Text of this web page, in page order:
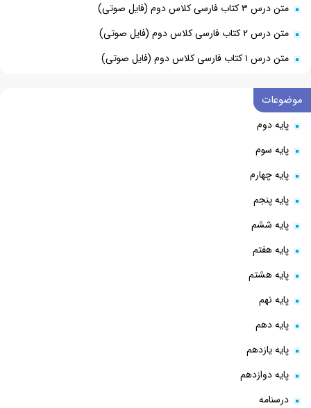
متن درس ۳ کتاب فارسی کلاس دوم (فایل صوتی)
متن درس ۲ کتاب فارسی کلاس دوم (فایل صوتی)
متن درس ۱ کتاب فارسی کلاس دوم (فایل صوتی)
موضوعات
پایه دوم
پایه سوم
پایه چهارم
پایه پنجم
پایه ششم
پایه هفتم
پایه هشتم
پایه نهم
پایه دهم
پایه یازدهم
پایه دوازدهم
درسنامه